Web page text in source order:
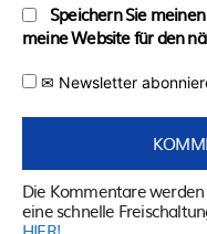
Speichern Sie
meine Website für den
✉ Newsletter
Die Kommentare
eine schnelle